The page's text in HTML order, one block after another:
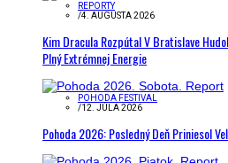
REPORTY
/4. AUGUSTA 2026
Kim Dracula Rozpútal V Bratislave
Plný Extrémnej Energie
POHODA FESTIVAL
/12. JÚLA 2026
Pohoda 2026: Posledný Deň Priniesol